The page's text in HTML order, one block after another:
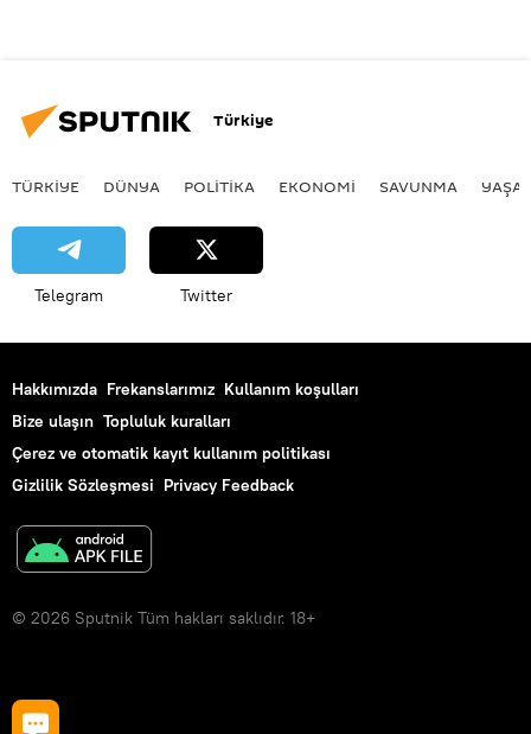
Türkiye
TÜRKIYE DÜNYA POLİTİKA EKONOMİ SAVUNMA
Telegram Twitter
Hakkımızda Frekanslarımız Kullanım koşulları
Bize ulaşın Topluluk kuralları
Çerez ve otomatik kayıt kullanım politikası
Gizlilik Sözleşmesi Privacy Feedback
© 2026 Sputnik Tüm hakları saklıdır. 18+